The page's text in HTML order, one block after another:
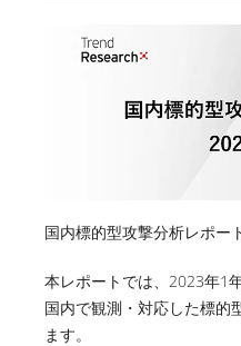
国内標的型攻撃分析レポー
本レポートでは、2023年1
国内で観測・対応した標的
ます。